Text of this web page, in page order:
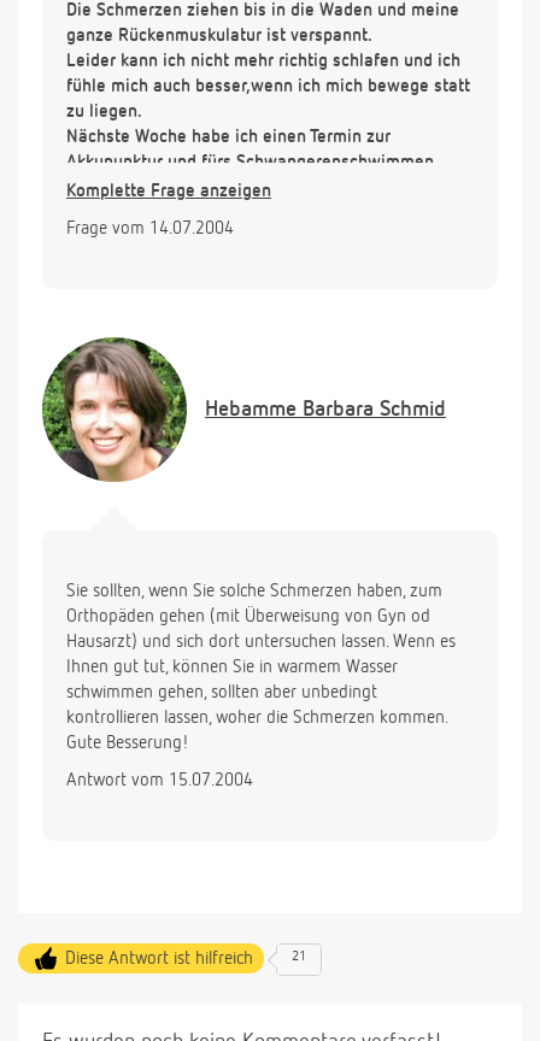
Die Schmerzen ziehen bis in die Waden und meine
ganze Rückenmuskulatur ist verspannt.
Leider kann ich nicht mehr richtig schlafen und ich
fühle mich auch besser,wenn ich mich bewege statt
zu liegen.
Nächste Woche habe ich einen Termin zur
Akkupunktur und fürs Schwangerenschwimmen.
Kann ich homöopatisch äußerlich etwas anwenden?
Anja
Komplette Frage anzeigen
Frage vom 14.07.2004
Hebamme Barbara Schmid
Sie sollten, wenn Sie solche Schmerzen haben, zum
Orthopäden gehen (mit Überweisung von Gyn od
Hausarzt) und sich dort untersuchen lassen. Wenn es
Ihnen gut tut, können Sie in warmem Wasser
schwimmen gehen, sollten aber unbedingt
kontrollieren lassen, woher die Schmerzen kommen.
Gute Besserung!
Antwort vom 15.07.2004
Diese Antwort ist hilfreich 21